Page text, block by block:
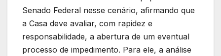
Senado Federal nesse cenário, afirmando que
a Casa deve avaliar, com rapidez e
responsabilidade, a abertura de um eventual
processo de impedimento. Para ele, a análise